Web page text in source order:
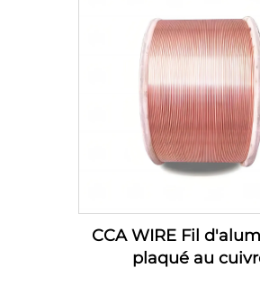
CCA WIRE Fil
plaqué au